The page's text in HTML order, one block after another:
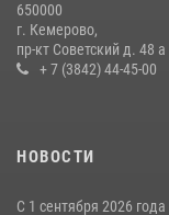
гипермаркета товары
16 июля 2026, 06:43
650000
г. Кемерово,
пр-кт Советский д. 48 а
+ 7 (3842) 44-45-00
НОВОСТИ
С 1 сентября 2026